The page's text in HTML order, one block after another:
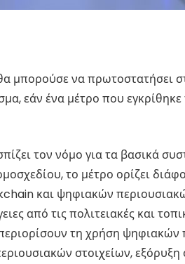
μπορούσε να πρωτοστατήσει
εάν ένα μέτρο που
τον νόμο για τα βασικά
το μέτρο ορίζει
και ψηφιακών
από τις πολιτειακές και
τη χρήση ψηφιακών
στοιχείων,